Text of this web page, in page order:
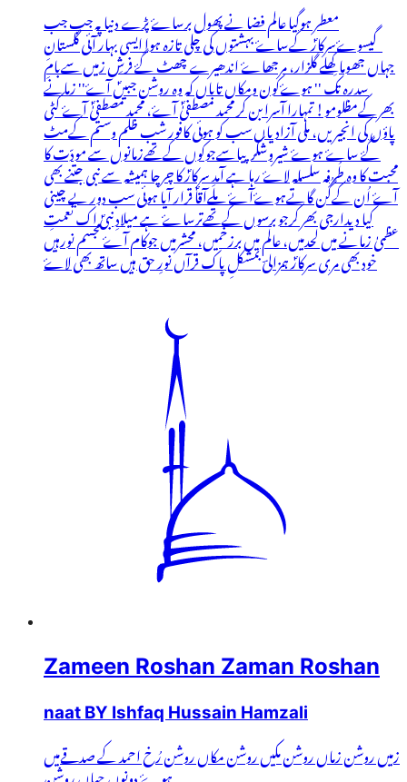
معطر ہوگیا عالم فضا نے پھول برساۓ پڑے دنیا پہ جب جب
گیسوۓسرکارؐ کےساۓ بہشتوں کی چلی تازہ ہوا ایسی بہار آئی گلستانِ
جہاں جھوما کِھلے گلزار، مرجھاۓ اندھیرے چھٹ گۓ فرشِ زمیں سےبامِ
سدرہ تک '' ہوۓکون ومکاں تاباں کہ وہ روشن جبیںؐ آۓ'' زمانے
بھرکےمظلومو! تمہارا آسرا بن کر محمد مصطفیٰؐ آۓ، محمد مصطفیٰؐ آۓ کٹی
پاؤں کی انجیریں، ملی آزادیاں سب کو ہوئی کافور شب ظلم وستم کےمٹ
گۓ ساۓ ہوۓ شیروشکرپیاسےجوکوں کےتھےزمانوں سے مودّت کا
محبت کا وہ طُرفہ سلسلہ لاۓ رہا ہے آمدِ سرکارؐ کا چرچا ہمیشہ سے نبی جتنے بھی
آۓ اُن کےگُن گاتےہوۓآۓ ملےآقاؐ قرار آیا ہوئی سب دور بے چینی
کیا دیدارجی بھر کرجو برسوں کےتھےترساۓ ہے میلادِ نبیؐ اک نعمتِ
عظمیٰ زمانے میں لحدمیں، عالم میں برزخمیں، محشرمیں جوکام آۓ مجسم نورہیں
خود بھی مری سرکارؐ ہمزالیؔ بمشکلِ پاک قرآں نورِ حق ہیں ساتھ بھی لاۓ
Zameen Roshan Zaman Roshan
naat BY Ishfaq Hussain Hamzali
زمیں روشن زماں روشن مکیں روشن مکاں روشن رُخ احمد کے صدقےمیں